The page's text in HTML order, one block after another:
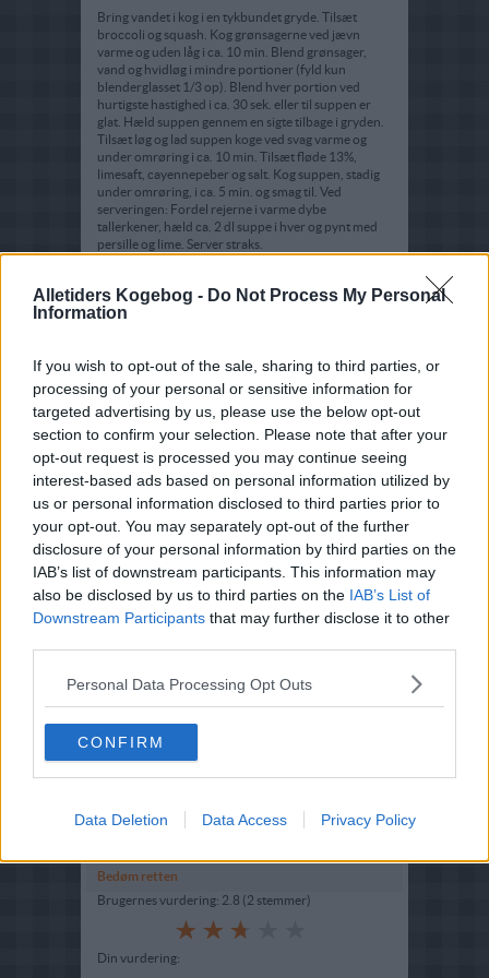
Alletiders Kogebog - Do Not Process My Personal
Information
If you wish to opt-out of the sale, sharing to third parties, or
processing of your personal or sensitive information for
targeted advertising by us, please use the below opt-out
section to confirm your selection. Please note that after your
opt-out request is processed you may continue seeing
interest-based ads based on personal information utilized by
us or personal information disclosed to third parties prior to
your opt-out. You may separately opt-out of the further
disclosure of your personal information by third parties on the
IAB’s list of downstream participants. This information may
also be disclosed by us to third parties on the IAB’s List of
Downstream Participants that may further disclose it to other
Personal Data Processing Opt Outs
CONFIRM
Data Deletion Data Access Privacy Policy
Bring vandet i kog i en tykbundet gryde. Tilsæt
broccoli og squash. Kog grønsagerne ved jævn
varme og uden låg i ca. 10 min. Blend grønsager,
vand og hvidløg i mindre portioner (fyld kun
blenderglasset 1/3 op). Blend hver portion ved
hurtigste hastighed i ca. 30 sek. eller til suppen er
glat. Hæld suppen gennem en sigte tilbage i gryden.
Tilsæt løg og lad suppen koge ved svag varme og
under omrøring i ca. 10 min. Tilsæt fløde 13%,
limesaft, cayennepeber og salt. Kog suppen, stadig
under omrøring, i ca. 5 min. og smag til. Ved
serveringen: Fordel rejerne i varme dybe
tallerkener, hæld ca. 2 dl suppe i hver og pynt med
persille og lime. Server straks.
Redigeret:2025-04-17
Bedøm retten
Brugernes vurdering: 2.8 (2 stemmer)
Din vurdering: